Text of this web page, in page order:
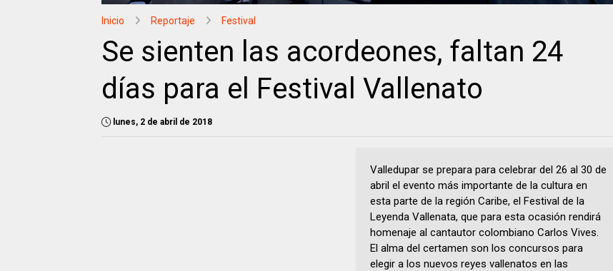
Inicio Reportaje Festival
Se sienten las acordeones, faltan 24
días para el Festival Vallenato
lunes, 2 de abril de 2018
Valledupar se prepara para celebrar del 26 al 30 de
abril el evento más importante de la cultura en
esta parte de la región Caribe, el Festival de la
Leyenda Vallenata, que para esta ocasión rendirá
homenaje al cantautor colombiano Carlos Vives.
El alma del certamen son los concursos para
elegir a los nuevos reyes vallenatos en las